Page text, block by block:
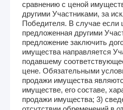
сравнению с ценой
другими Участниками, за
Победителя. В случае если
предложенная другими
предложение заключить
имущества направляется
подавшему
цене. Обязательными
продажи имущества
имуществе, его составе,
продажи имущества; 3)